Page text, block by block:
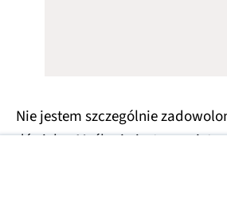
Nie jestem szczególnie
dźwięku. Myślę, że jest